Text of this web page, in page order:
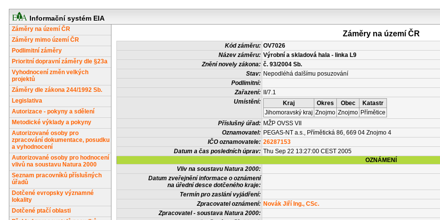
Informační systém EIA
Záměry na území ČR
Záměry mimo území ČR
Podlimitní záměry
Prioritní dopravní záměry dle §23a
Vyhodnocení změn velkých
projektů
Záměry dle zákona 244/1992 Sb.
Legislativa
Autorizace - pokyny a sdělení
Metodické výklady a pokyny
Autorizované osoby pro
zpracování dokumentace, posudku
a vyhodnocení
Autorizované osoby pro hodnocení
vlivů na soustavu Natura 2000
Seznam pracovníků příslušných
úřadů
Dotčené evropsky významné
lokality
Dotčené ptačí oblasti
Záměry na území ČR
Kód záměru: OV7026
Název záměru: Výrobní a skladová hala - linka L9
Znění novely zákona: č. 93/2004 Sb.
Stav: Nepodléhá dalšímu posuzování
Podlimitní:
Zařazení:
II/7.1
Umístění:
Kraj Okres Obec
Katastr
Jihomoravský kraj Znojmo Znojmo Přímětice
Příslušný úřad: MŽP OVSS VII
Oznamovatel: PEGAS-NT a.s., Přímětická 86, 669 04 Znojmo 4
IČO oznamovatele: 26287153
Datum a čas posledních úprav: Thu Sep 22 13:27:00 CEST 2005
OZNÁMENÍ
Vliv na soustavu Natura 2000:
Datum zveřejnění informace o oznámení
na úřední desce dotčeného kraje:
Termín pro zaslání vyjádření:
Zpracovatel oznámení: Novák Jiří Ing., CSc.
Zpracovatel - soustava Natura 2000: